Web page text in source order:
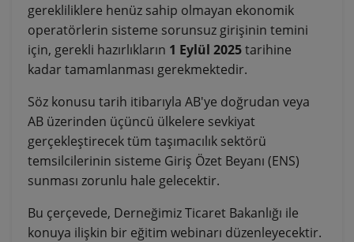
gerekliliklere henüz sahip olmayan ekonomik
operatörlerin sisteme sorunsuz girişinin temini
için, gerekli hazırlıkların 1 Eylül 2025tarihine
kadar tamamlanması gerekmektedir.
Söz konusu tarih itibarıyla AB'ye doğrudan veya
AB üzerinden üçüncü ülkelere sevkiyat
gerçekleştirecek tüm taşımacılık sektörü
temsilcilerinin sisteme Giriş Özet Beyanı (ENS)
sunması zorunlu hale gelecektir.
Bu çerçevede, Derneğimiz Ticaret Bakanlığı ile
konuya ilişkin bir eğitim webinarı düzenleyecektir.